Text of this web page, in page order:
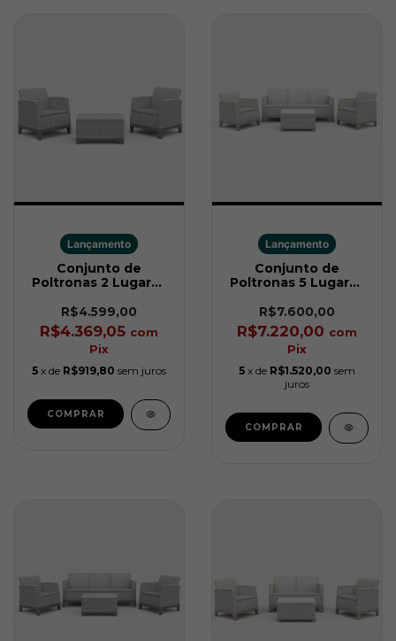
Lançamento
Conjunto de
Poltronas 2 Lugares
keter
R$4.599,00
R$4.369,05 com
Pix
5 x de R$919,80 sem juros
Lançamento
Conjunto de
Poltronas 5 Lugares
Bege Keter
R$7.600,00
R$7.220,00 com
Pix
5 x de R$1.520,00 sem
juros